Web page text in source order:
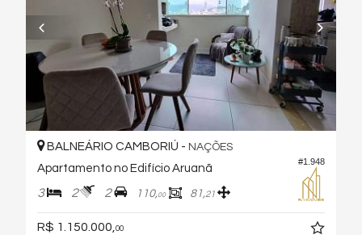
#1.948
BALNEÁRIO CAMBORIÚ - NAÇÕES
Apartamento no Edifício Aruanã
3 2 2 110,00 81,21
R$ 1.150.000, 00